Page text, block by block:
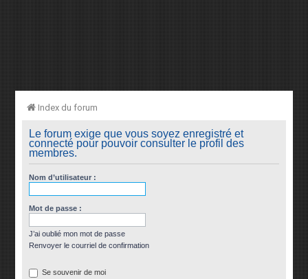
Index du forum
Le forum exige que vous soyez enregistré et
connecté pour pouvoir consulter le profil des
membres.
Nom d’utilisateur :
Mot de passe :
J’ai oublié mon mot de passe
Renvoyer le courriel de confirmation
Se souvenir de moi